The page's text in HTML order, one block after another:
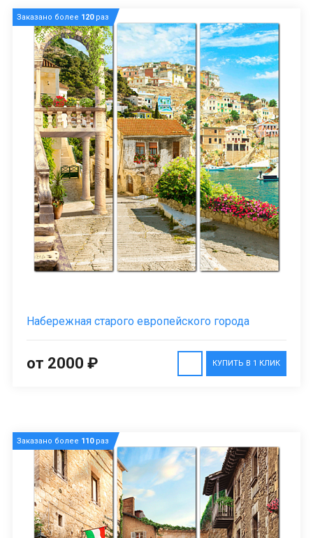
Заказано более 120раз
Набережная старого европейского города
КУПИТЬ В 1 КЛИК
от 2000 ₽
Заказано более 110раз